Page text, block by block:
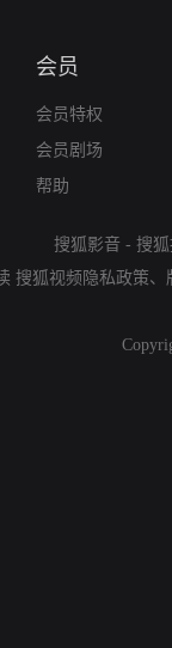
会员
会员特权
会员剧场
帮助
搜狐影音 - 搜
搜狐视频隐私政策、